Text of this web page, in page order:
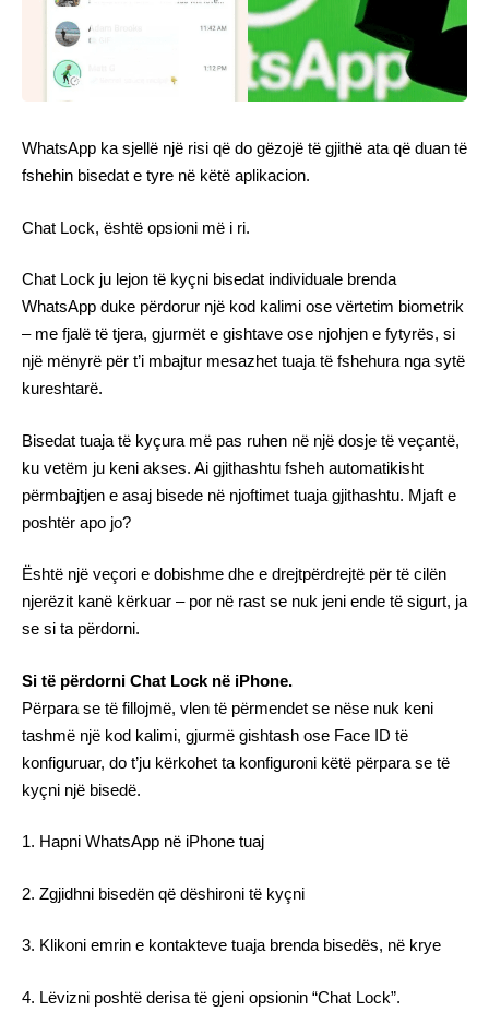
WhatsApp ka sjellë një risi që do gëzojë të gjithë ata që duan të
fshehin bisedat e tyre në këtë aplikacion.
Chat Lock, është opsioni më i ri.
Chat Lock ju lejon të kyçni bisedat individuale brenda
WhatsApp duke përdorur një kod kalimi ose vërtetim biometrik
– me fjalë të tjera, gjurmët e gishtave ose njohjen e fytyrës, si
një mënyrë për t’i mbajtur mesazhet tuaja të fshehura nga sytë
kureshtarë.
Bisedat tuaja të kyçura më pas ruhen në një dosje të veçantë,
ku vetëm ju keni akses. Ai gjithashtu fsheh automatikisht
përmbajtjen e asaj bisede në njoftimet tuaja gjithashtu. Mjaft e
poshtër apo jo?
Është një veçori e dobishme dhe e drejtpërdrejtë për të cilën
njerëzit kanë kërkuar – por në rast se nuk jeni ende të sigurt, ja
se si ta përdorni.
Si të përdorni Chat Lock në iPhone.
Përpara se të fillojmë, vlen të përmendet se nëse nuk keni
tashmë një kod kalimi, gjurmë gishtash ose Face ID të
konfiguruar, do t’ju kërkohet ta konfiguroni këtë përpara se të
kyçni një bisedë.
1. Hapni WhatsApp në iPhone tuaj
2. Zgjidhni bisedën që dëshironi të kyçni
3. Klikoni emrin e kontakteve tuaja brenda bisedës, në krye
4. Lëvizni poshtë derisa të gjeni opsionin “Chat Lock”.